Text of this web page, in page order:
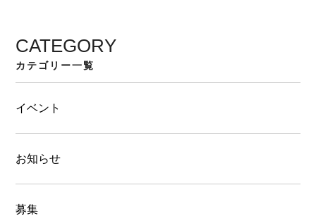
CATEGORY
カテゴリー一覧
イベント
お知らせ
募集